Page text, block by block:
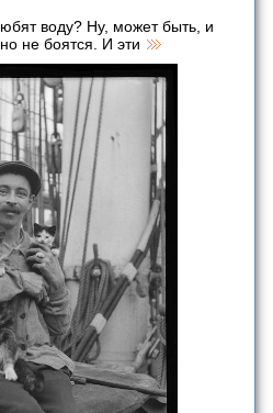
воду? Ну, может быть, и
не боятся. И эти